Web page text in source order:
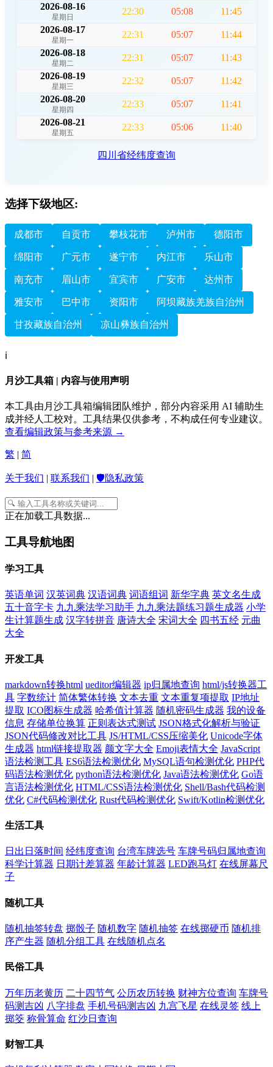
2026-08-16
星期日
22:30 05:08
11:45
2026-08-17
星期一
22:31 05:07
11:44
2026-08-18
星期二
22:31 05:07
11:43
2026-08-19
星期三
22:32 05:07
11:42
2026-08-20
星期四
22:33 05:07
11:41
2026-08-21
星期五
22:33 05:06 11:40
四川省经纬度查询
选择下级地区:
成都市 自贡市 攀枝花市 泸州市 德阳市
绵阳市 广元市 遂宁市 内江市 乐山市
南充市 眉山市 宜宾市 广安市 达州市
雅安市 巴中市 资阳市 阿坝藏族羌族自治州
甘孜藏族自治州 凉山彝族自治州
ℹ️
月沙工具箱 | 内容与使用声明
本工具由月沙工具箱编辑团队维护，部分内容采用 AI 辅助生
成并经人工校对。工具结果仅供参考，不构成任何专业建议。
查看编辑政策与参考来源 →
繁 | 简
关于我们 | 联系我们 | 🛡️隐私政策
正在加载工具数据...
工具导航地图
学习工具
英语单词 汉英词典 汉语词典 词语组词 新华字典 英文名生成
五十音字卡 九九乘法学习助手 九九乘法题练习题生成器 小学
生计算题生成 汉字转拼音 唐诗大全 宋词大全 四书五经 元曲
大全
开发工具
markdown转换html ueditor编辑器 ip归属地查询 html/js转换器工
具 字数统计 简体繁体转换 文本去重 文本重复项提取 IP地址
提取 ICO图标生成器 哈希值计算器 随机密码生成器 我的设备
信息 存储单位换算 正则表达式测试 JSON格式化解析与验证
JSON代码修改对比工具 JS/HTML/CSS压缩美化 Unicode字体
生成器 html链接提取器 颜文字大全 Emoji表情大全 JavaScript
语法检测工具 ES6语法检测优化 MySQL语句检测优化 PHP代
码语法检测优化 python语法检测优化 Java语法检测优化 Go语
言语法检测优化 HTML/CSS语法检测优化 Shell/Bash代码检测
优化 C#代码检测优化 Rust代码检测优化 Swift/Kotlin检测优化
生活工具
日出日落时间 经纬度查询 台湾车牌选号 车牌号码归属地查询
科学计算器 日期计差算器 年龄计算器 LED跑马灯 在线屏幕尺
子
随机工具
随机抽签转盘 掷骰子 随机数字 随机抽签 在线掷硬币 随机排
序产生器 随机分组工具 在线随机点名
民俗工具
万年历老黄历 二十四节气 公历农历转换 财神方位查询 车牌号
码测吉凶 八字排盘 手机号码测吉凶 九宫飞星 在线灵签 线上
掷筊 称骨算命 红沙日查询
财智工具